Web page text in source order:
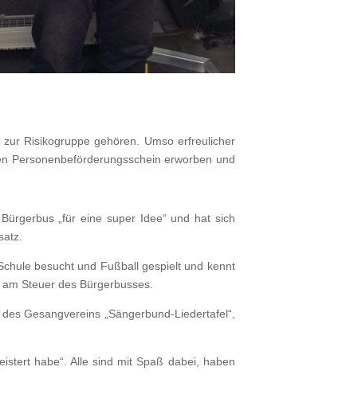
Risikogruppe gehören. Umso erfreulicher
Personenbeförderungsschein erworben und
„für eine super Idee“ und hat sich
besucht und Fußball gespielt und kennt
Steuer des Bürgerbusses.
Gesangvereins „Sängerbund-Liedertafel“,
habe“. Alle sind mit Spaß dabei, haben